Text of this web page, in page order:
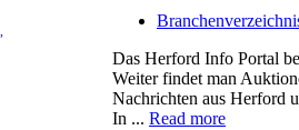
Das Herford Info Portal
Weiter findet man
Nachrichten aus Herford
In ... Read more